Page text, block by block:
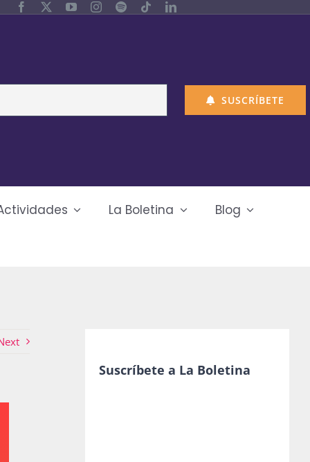
SUSCRÍBETE
La Boletina Blog
Suscríbete a La Boletina